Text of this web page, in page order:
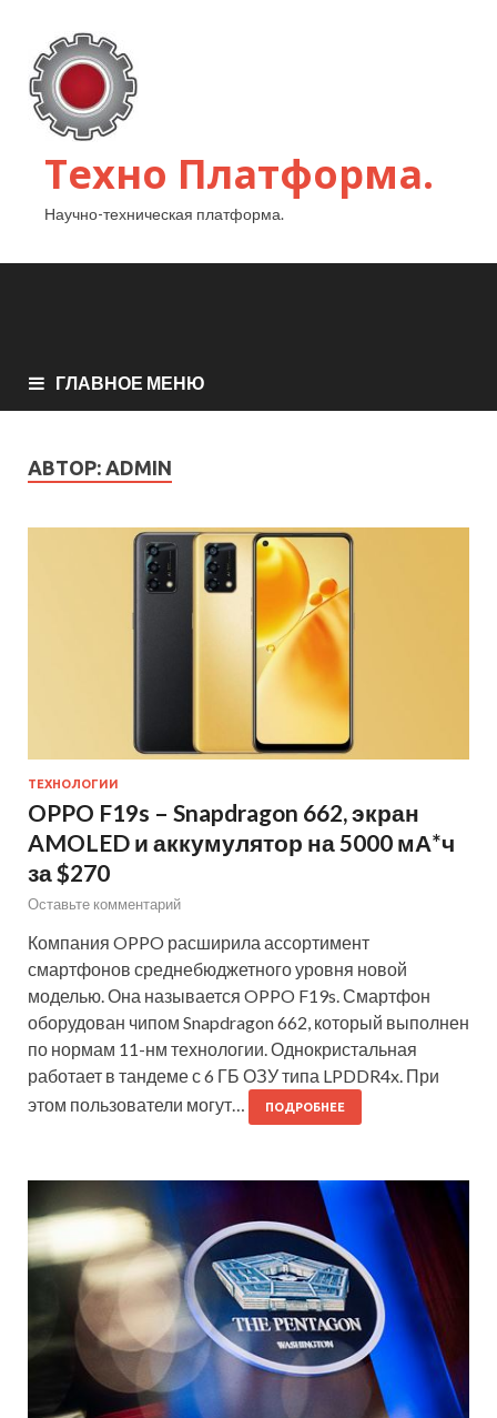
Техно Платформа.
Научно-техническая платформа.
ГЛАВНОЕ МЕНЮ
АВТОР: ADMIN
ТЕХНОЛОГИИ
OPPO F19s – Snapdragon 662, экран
AMOLED и аккумулятор на 5000 мА*ч
за $270
Оставьте комментарий
Компания OPPO расширила ассортимент
смартфонов среднебюджетного уровня новой
моделью. Она называется OPPO F19s. Смартфон
оборудован чипом Snapdragon 662, который выполнен
по нормам 11-нм технологии. Однокристальная
работает в тандеме с 6 ГБ ОЗУ типа LPDDR4x. При
этом пользователи могут…
ПОДРОБНЕЕ